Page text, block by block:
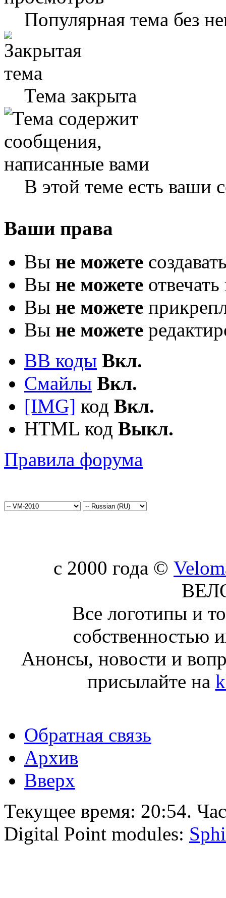
Популярная тема без
Тема закрыта
В этой теме есть ваши
Ваши права
Вы не можете
Вы не можете
Вы не можете
Вы не можете
BB коды Вкл.
Смайлы Вкл.
[IMG] код Вкл.
HTML код Выкл.
Правила форума
c 2000 года ©
Все логотипы и
собственностью
Анонсы, новости и
присылайте на
Обратная связь
Архив
Вверх
Текущее время: 20:54.
Digital Point modules: